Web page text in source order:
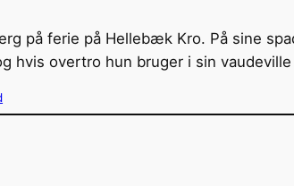
på ferie på Hellebæk Kro. På sine
overtro hun bruger i sin vaudeville